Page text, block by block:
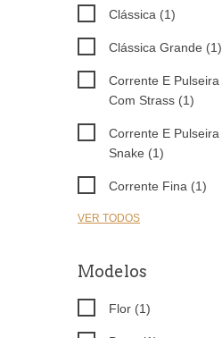
Clássica (1)
Clássica Grande (1)
Corrente E Pulseira
Com Strass (1)
Corrente E Pulseira
Snake (1)
Corrente Fina (1)
VER TODOS
Modelos
Flor (1)